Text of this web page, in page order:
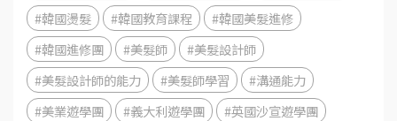
#韓國燙髮
#韓國教育課程
#韓國美髮進修
#韓國進修團
#美髮師
#美髮設計師
#美髮設計師的能力
#美髮師學習
#溝通能力
#美業遊學團
#義大利遊學團
#英國沙宣遊學團